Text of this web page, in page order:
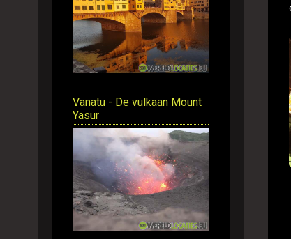
Vanatu - De vulkaan Mount
Yasur